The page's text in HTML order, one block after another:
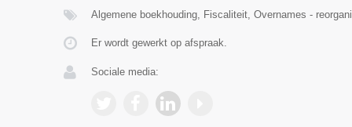
Algemene boekhouding, Fiscaliteit, Overnames -
Er wordt gewerkt op afspraak.
Sociale media: